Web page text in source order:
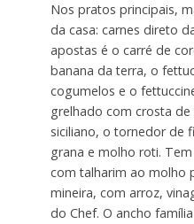
Nos pratos principais,
da casa: carnes direto
apostas é o carré de
banana da terra, o
cogumelos e o
grelhado com crosta
siciliano, o tornedor de
grana e molho roti.
com talharim ao molho
mineira, com arroz,
do Chef. O ancho